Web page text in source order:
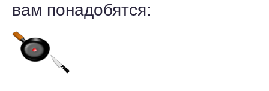
вам понадобятся: